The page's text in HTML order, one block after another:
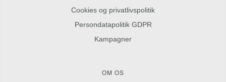
Cookies og privatlivspolitik
Persondatapolitik GDPR
Kampagner
OM OS